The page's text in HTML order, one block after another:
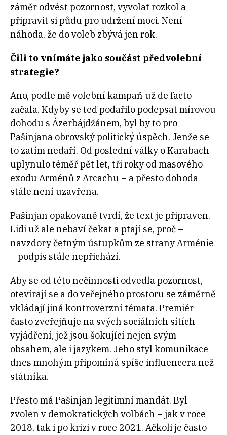
záměr odvést pozornost, vyvolat rozkol a
připravit si půdu pro udržení moci. Není
náhoda, že do voleb zbývá jen rok.
Čili to vnímáte jako součást předvolební
strategie?
Ano, podle mě volební kampaň už de facto
začala. Kdyby se teď podařilo podepsat mírovou
dohodu s Ázerbájdžánem, byl by to pro
Pašinjana obrovský politický úspěch. Jenže se
to zatím nedaří. Od poslední války o Karabach
uplynulo téměř pět let, tři roky od masového
exodu Arménů z Arcachu – a přesto dohoda
stále není uzavřena.
Pašinjan opakovaně tvrdí, že text je připraven.
Lidi už ale nebaví čekat a ptají se, proč –
navzdory četným ústupkům ze strany Arménie
– podpis stále nepřichází.
Aby se od této nečinnosti odvedla pozornost,
otevírají se a do veřejného prostoru se záměrně
vkládají jiná kontroverzní témata. Premiér
často zveřejňuje na svých sociálních sítích
vyjádření, jež jsou šokující nejen svým
obsahem, ale i jazykem. Jeho styl komunikace
dnes mnohým připomíná spíše influencera než
státníka.
Přesto má Pašinjan legitimní mandát. Byl
zvolen v demokratických volbách – jak v roce
2018, tak i po krizi v roce 2021. Ačkoli je často